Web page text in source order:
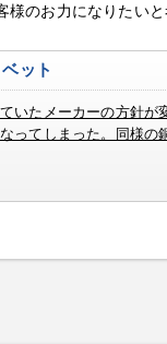
様のお力になりたい
ット
いたメーカーの方針が
ってしまった。同様の